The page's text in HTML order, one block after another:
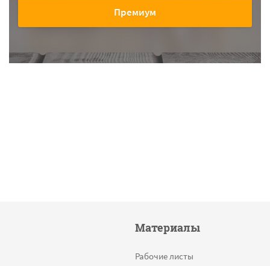
Премиум
Материалы
Рабочие листы